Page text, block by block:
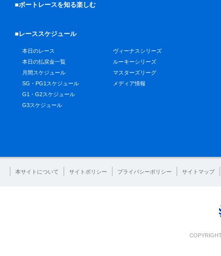
■ボートレースを知る楽しむ
■レーススケジュール
本日のレース
本日の払戻金一覧
月間スケジュール
SG・PG1スケジュール
G1・G2スケジュール
G3スケジュール
ヴィーナスシリーズ
ルーキーシリーズ
マスターズリーグ
メディア情報
本サイトについて サイトポリシー プライバシーポリシー サイトマップ